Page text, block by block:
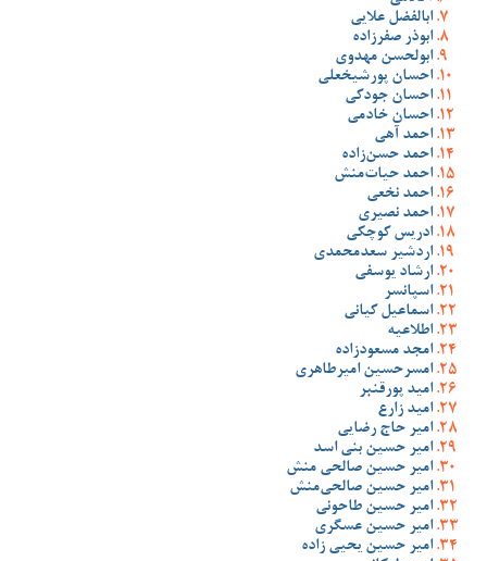
ابالفضل علایی
ابوذر صفرزاده
ابولحسن مهدوی
احسان پورشیخعلی
احسان جودکی
احسان خادمی
احمد آهی
احمد حسن‌زاده
احمد حیات‌منش
احمد نخعی
احمد نصیری
ادریس کوچکی
اردشیر سعدمحمدی
ارشاد یوسفی
اسپانسر
اسماعیل کیانی
اطلاعیه
امجد مسعودزاده
امسرحسین امیرطاهری
امید پورقنبر
امید زارع
امیر حاج رضایی
امیر حسین بنی اسد
امیر حسین صالحی منش
امیر حسین صالحی‌منش
امیر حسین طاحونی
امیر حسین عسگری
امیر حسین یحیی زاده